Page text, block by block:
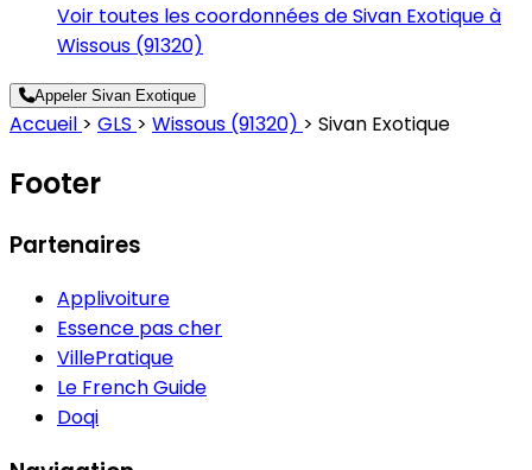
Voir toutes les coordonnées de Sivan Exotique à
Wissous (91320)
Appeler Sivan Exotique
Accueil > GLS > Wissous (91320) > Sivan Exotique
Footer
Partenaires
Applivoiture
Essence pas cher
VillePratique
Le French Guide
Doqi